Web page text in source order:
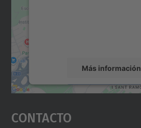
Más información
Aceptar
powered by
Contacto